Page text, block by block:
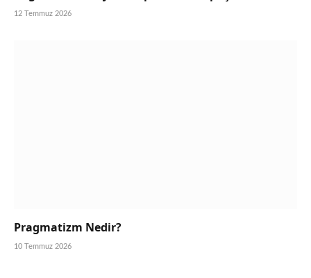
12 Temmuz 2026
Pragmatizm Nedir?
10 Temmuz 2026